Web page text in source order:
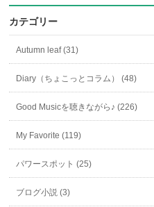
カテゴリー
Autumn leaf (31)
Diary（ちょこっとコラム） (48)
Good Musicを聴きながら♪ (226)
My Favorite (119)
パワースポット (25)
ブログ小説 (3)